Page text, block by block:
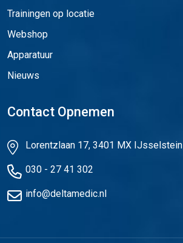
Trainingen op locatie
Webshop
Apparatuur
Nieuws
Contact Opnemen
Lorentzlaan 17, 3401 MX IJsselstein
030 - 27 41 302
info@deltamedic.nl